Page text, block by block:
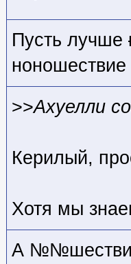
Пусть лучше
>>Ахуелли
Керилый,
Хотя мы
А